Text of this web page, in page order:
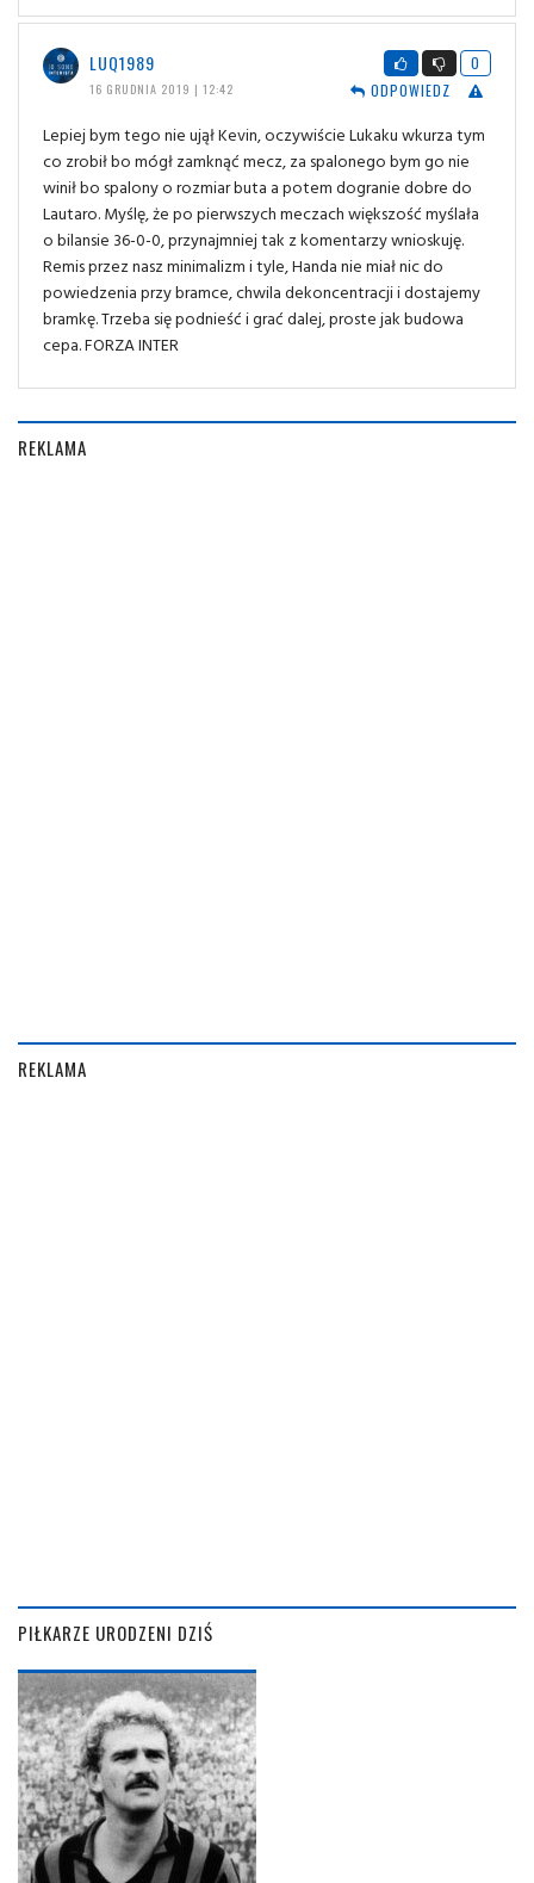
LUQ1989
16 GRUDNIA 2019 | 12:42
0
ODPOWIEDZ
Lepiej bym tego nie ujął Kevin, oczywiście Lukaku wkurza tym
co zrobił bo mógł zamknąć mecz, za spalonego bym go nie
winił bo spalony o rozmiar buta a potem dogranie dobre do
Lautaro. Myślę, że po pierwszych meczach większość myślała
o bilansie 36-0-0, przynajmniej tak z komentarzy wnioskuję.
Remis przez nasz minimalizm i tyle, Handa nie miał nic do
powiedzenia przy bramce, chwila dekoncentracji i dostajemy
bramkę. Trzeba się podnieść i grać dalej, proste jak budowa
cepa. FORZA INTER
REKLAMA
REKLAMA
PIŁKARZE URODZENI DZIŚ